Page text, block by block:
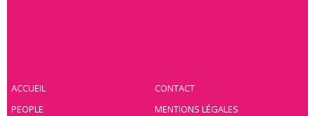
ACCUEIL
PEOPLE
CONTACT
MENTIONS LÉGALES